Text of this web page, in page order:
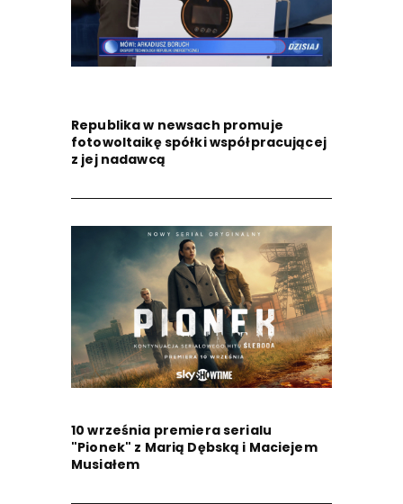
Republika w newsach promuje
fotowoltaikę spółki współpracującej
z jej nadawcą
10 września premiera serialu
"Pionek" z Marią Dębską i Maciejem
Musiałem